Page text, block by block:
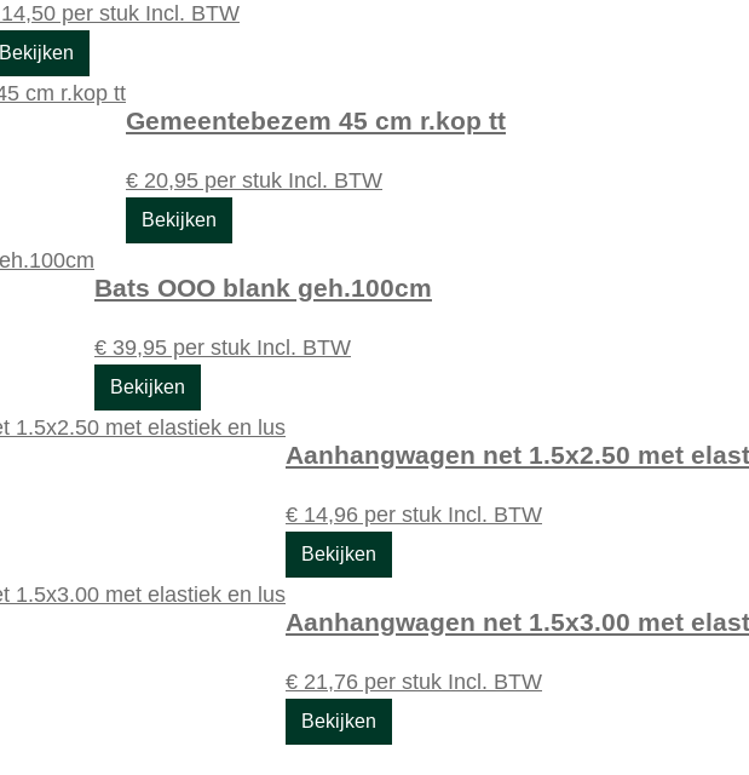
14,50 per stuk Incl. BTW
Bekijken
Gemeentebezem 45 cm r.kop tt
€ 20,95 per stuk Incl. BTW
Bekijken
Bats OOO blank geh.100cm
€ 39,95 per stuk Incl. BTW
Bekijken
Aanhangwagen net 1.5x2.50 met
€ 14,96 per stuk Incl. BTW
Bekijken
Aanhangwagen net 1.5x3.00 met
€ 21,76 per stuk Incl. BTW
Bekijken